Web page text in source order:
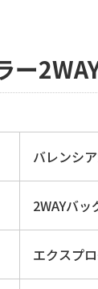
ー
バレンシ
2WAYバッ
エクスプ